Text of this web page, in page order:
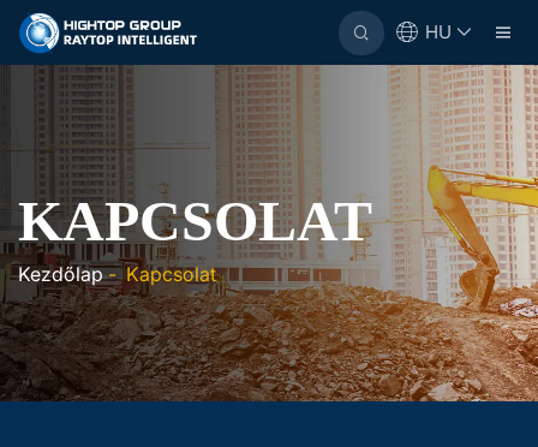
HU
KAPCSOLAT
Kezdőlap-Kapcsolat